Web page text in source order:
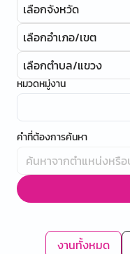
เลือกจังหวัด
เลือกอำเภอ/เขต
เลือกตำบล/แขวง
หมวดหมู่งาน
คำที่ต้องการค้นหา
งานทั้งหมด